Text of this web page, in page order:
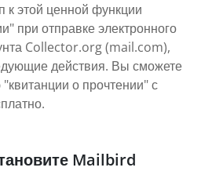
к этой ценной функции
при отправке электронного
Collector.org (mail.com),
действия. Вы сможете
о прочтении" с
Mailbird